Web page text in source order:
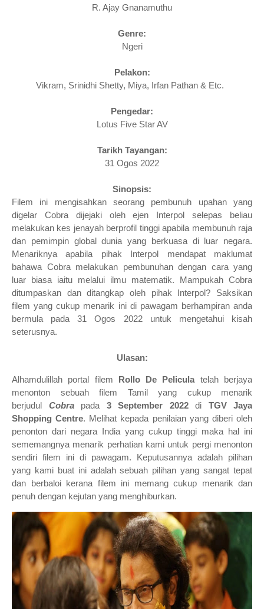
R. Ajay Gnanamuthu
Genre:
Ngeri
Pelakon:
Vikram, Srinidhi Shetty, Miya, Irfan Pathan & Etc.
Pengedar:
Lotus Five Star AV
Tarikh Tayangan:
31 Ogos 2022
Sinopsis:
Filem ini mengisahkanseorang pembunuh upahan yang
digelar Cobra dijejaki oleh ejen Interpol selepas beliau
melakukan kes jenayah berprofil tinggi apabila membunuh raja
dan pemimpin global dunia yang berkuasa di luar negara.
Menariknya apabila pihak Interpol mendapat maklumat
bahawa Cobra melakukan pembunuhan dengan cara yang
luar biasa iaitu melalui ilmu matematik. Mampukah Cobra
ditumpaskan dan ditangkap oleh pihak Interpol? Saksikan
filem yang cukup menarik ini di pawagam berhampiran anda
bermula pada 31 Ogos 2022 untuk mengetahui kisah
seterusnya.
Ulasan:
Alhamdulillah portal filem Rollo De Pelicula telah berjaya
menonton sebuah filem Tamil yang cukup menarik
berjudul
Cobrapada 3 September 2022di TGV Jaya
Shopping Centre. Melihat kepada penilaian yang diberi oleh
penonton dari negara India yang cukup tinggi maka hal ini
sememangnya menarik perhatian kami untuk pergi menonton
sendiri filem ini di pawagam. Keputusannya adalah pilihan
yang kami buat ini adalah sebuah pilihan yang sangat tepat
dan berbaloi kerana filem ini memang cukup menarik dan
penuh dengan kejutan yang menghiburkan.